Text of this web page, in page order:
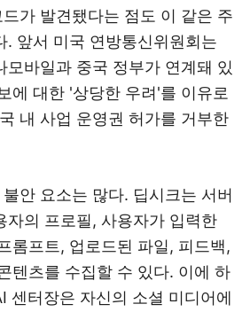
가 발견됐다는 점도 이 같은 주
. 앞서 미국 연방통신위원회는
모바일과 중국 정부가 연계돼 있
에 대한 '상당한 우려'를 이유로
내 사업 운영권 허가를 거부한
안 요소는 많다. 딥시크는 서버
자의 프로필, 사용자가 입력한
롬프트, 업로드된 파일, 피드백,
텐츠를 수집할 수 있다. 이에 하
센터장은 자신의 소셜 미디어에